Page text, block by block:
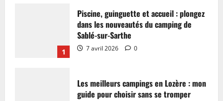
1
Piscine, guinguette et accueil : plongez
dans les nouveautés du camping de
Sablé-sur-Sarthe
7 avril 2026 0
Les meilleurs campings en Lozère : mon
guide pour choisir sans se tromper